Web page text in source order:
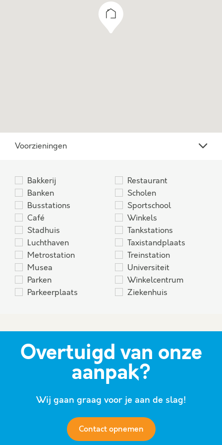
Voorzieningen
Bakkerij
Banken
Busstations
Café
Stadhuis
Luchthaven
Metrostation
Musea
Parken
Parkeerplaats
Restaurant
Scholen
Sportschool
Winkels
Tankstations
Taxistandplaats
Treinstation
Universiteit
Winkelcentrum
Ziekenhuis
Overtuigd van onze
aanpak?
Wij gaan graag voor je aan de slag!
Contact opnemen